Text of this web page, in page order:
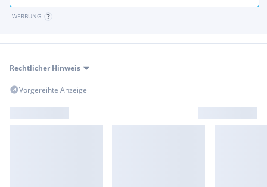
WERBUNG
Rechtlicher Hinweis
Vorgereihte Anzeige